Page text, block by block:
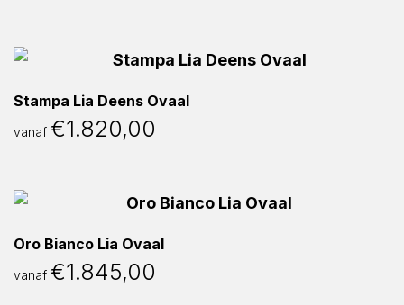
Stampa Lia Deens Ovaal
vanaf €1.820,00
Oro Bianco Lia Ovaal
vanaf €1.845,00